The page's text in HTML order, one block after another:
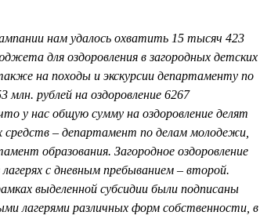
нам удалось охватить 15 тысяч 423
для оздоровления в загородных детских
на походы и экскурсии департаменту по
рублей на оздоровление 6267
у нас общую сумму на оздоровление делят
– департамент по делам молодежи,
образования. Загородное оздоровление
с дневным пребыванием – второй.
выделенной субсидии были подписаны
лагерями различных форм собственности, в